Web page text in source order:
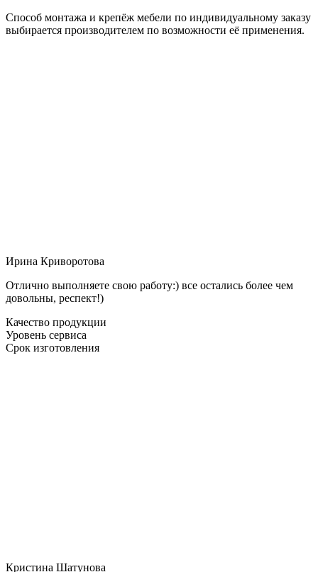
Способ монтажа и крепёж мебели по индивидуальному заказу
выбирается производителем по возможности её применения.
Ирина Криворотова
Отлично выполняете свою работу:) все остались более чем
довольны, респект!)
Качество продукции
Уровень сервиса
Срок изготовления
Кристина Шатунова